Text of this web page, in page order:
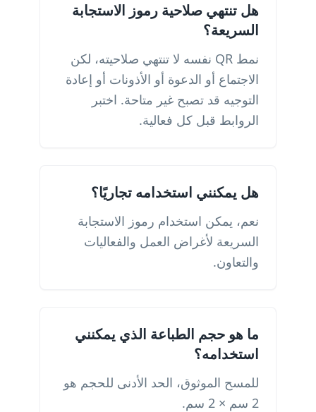
هل تنتهي صلاحية رموز الاستجابة
السريعة؟
نمط QR نفسه لا تنتهي صلاحيته، لكن
الاجتماع أو الدعوة أو الأذونات أو إعادة
التوجيه قد تصبح غير متاحة. اختبر
الروابط قبل كل فعالية.
هل يمكنني استخدامه تجاريًا؟
نعم، يمكن استخدام رموز الاستجابة
السريعة لأغراض العمل والفعاليات
والتعاون.
ما هو حجم الطباعة الذي يمكنني
استخدامه؟
للمسح الموثوق، الحد الأدنى للحجم هو
2 سم × 2 سم.